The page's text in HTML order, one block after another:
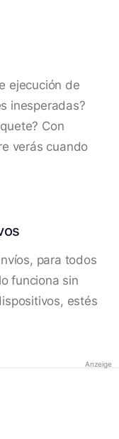
ejecución de
inesperadas?
Con
verás cuando
para todos
funciona sin
estés
Anzeige